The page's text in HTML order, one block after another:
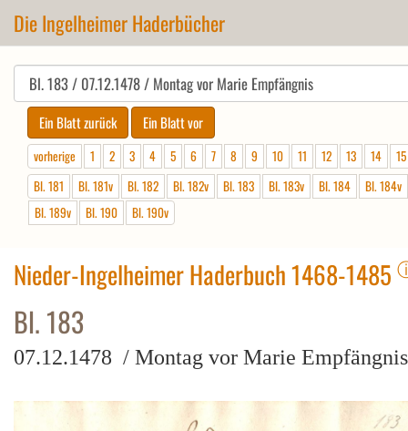
Die Ingelheimer Haderbücher
vorherige 1 2 3 4 5 6 7 8 9 10 11 12 13 14
15
Bl. 181
Bl. 181v Bl. 182 Bl. 182v Bl. 183 Bl. 183v Bl. 184
Bl. 184v
Bl. 189v
Bl. 190 Bl. 190v
Nieder-Ingelheimer Haderbuch 1468-1485
Bl. 183
07.12.1478 / Montag vor Marie Empfängnis